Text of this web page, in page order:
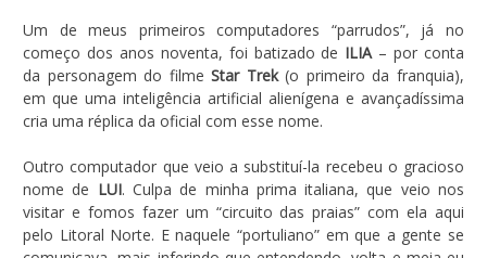
Um de meus primeiros computadores “parrudos”, já no
começo dos anos noventa, foi batizado de ILIA – por conta
da personagem do filmeStar Trek(o primeiro da franquia),
em que uma inteligência artificial alienígena e avançadíssima
cria uma réplica da oficial com esse nome.
Outro computador que veio a substituí-la recebeu o gracioso
nome de LUI. Culpa de minha prima italiana, que veio nos
visitar e fomos fazer um “circuito das praias” com ela aqui
pelo Litoral Norte. E naquele “portuliano” em que a gente se